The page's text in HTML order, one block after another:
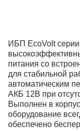
ИБП EcoVolt
питания со
для стабильной
автоматическим
АКБ 12В при
Выполнен в
оборудование
обеспечено